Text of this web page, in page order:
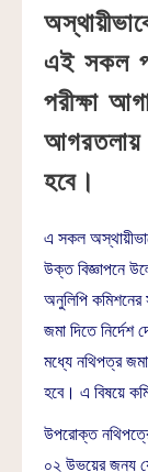
এই সকল
পরীক্ষা
আগরতলায়
হবে।
এ সকল
উক্ত বিজ্ঞাপনে
অনুলিপি কমিশনের
জমা দিতে নির্দেশ
মধ্যে নথিপত্র জমা
হবে। এ বিষয়ে
উপরোক্ত
০২ উভয়ের জন্য